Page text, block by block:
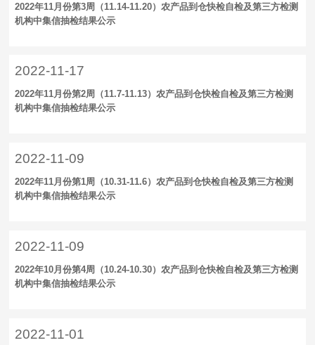
2022年11月份第3周（11.14-11.20）农产品到仓快检自检及第三方检测
机构中集信抽检结果公示
2022-11-17
2022年11月份第2周（11.7-11.13）农产品到仓快检自检及第三方检测
机构中集信抽检结果公示
2022-11-09
2022年11月份第1周（10.31-11.6）农产品到仓快检自检及第三方检测
机构中集信抽检结果公示
2022-11-09
2022年10月份第4周（10.24-10.30）农产品到仓快检自检及第三方检测
机构中集信抽检结果公示
2022-11-01